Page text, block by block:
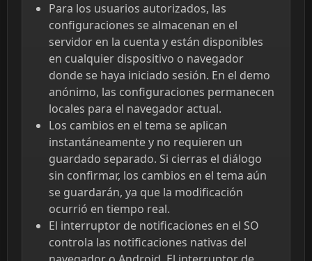
Para los usuarios autorizados, las
configuraciones se almacenan en el
servidor en la cuenta y están disponibles
en cualquier dispositivo o navegador
donde se haya iniciado sesión. En el demo
anónimo, las configuraciones permanecen
locales para el navegador actual.
Los cambios en el tema se aplican
instantáneamente y no requieren un
guardado separado. Si cierras el diálogo
sin confirmar, los cambios en el tema aún
se guardarán, ya que la modificación
ocurrió en tiempo real.
El interruptor de notificaciones en el SO
controla las notificaciones nativas del